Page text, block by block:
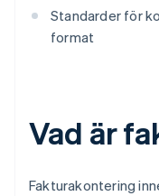
Standarder för
format
Vad är
Fakturakontering